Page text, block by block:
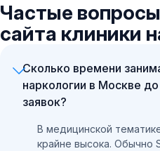
Частые
сайта клиники
Сколько времени
наркологии в Москве
заявок?
В медицинской
крайне высока. Обычно